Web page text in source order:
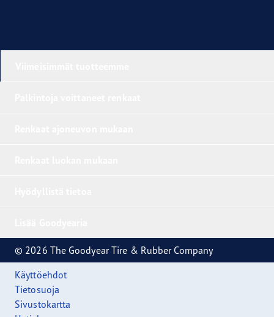
© 2026 The Goodyear Tire & Rubber Company
Käyttöehdot
Tietosuoja
Sivustokartta